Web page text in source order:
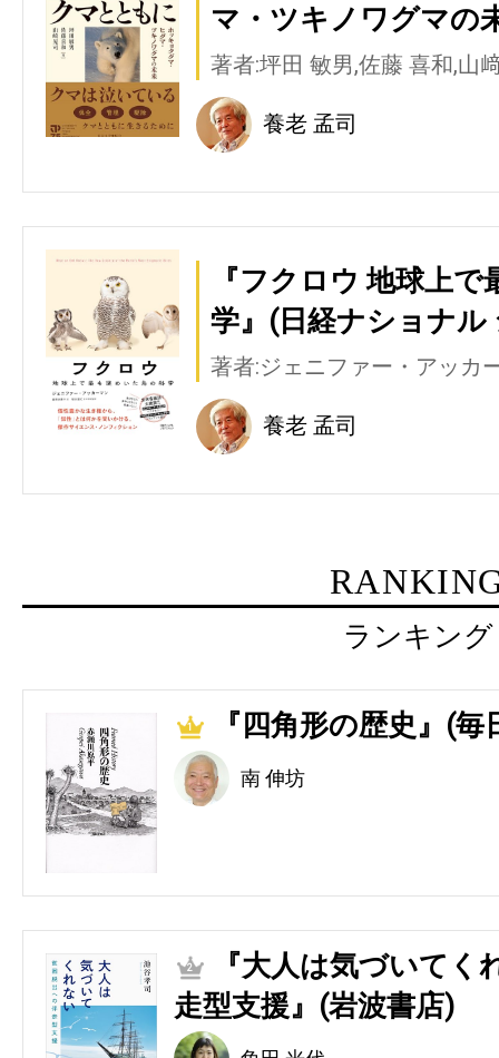
マ・ツキノワグマの
著者:坪田 敏男,佐藤 喜和,山
養老 孟司
『フクロウ 地球上
学』(日経ナショナ
著者:ジェニファー・アッカ
養老 孟司
ランキング
1 『四角形の歴史』(毎
南 伸坊
2
『大人は気づいてく
走型支援』(岩波書店)